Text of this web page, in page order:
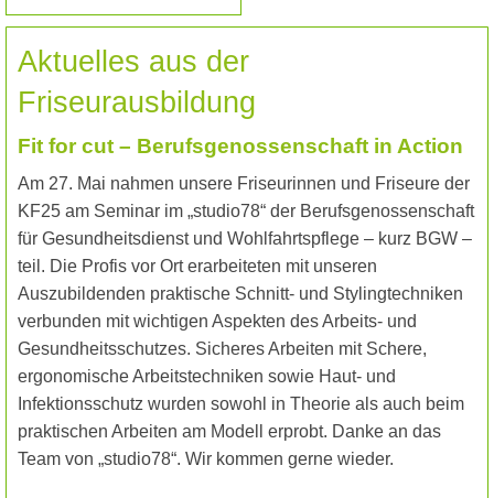
Aktuelles aus der
Friseurausbildung
Fit for cut – Berufsgenossenschaft in Action
Am 27. Mai nahmen unsere Friseurinnen und Friseure der
KF25 am Seminar im „studio78“ der Berufsgenossenschaft
für Gesundheitsdienst und Wohlfahrtspflege – kurz BGW –
teil. Die Profis vor Ort erarbeiteten mit unseren
Auszubildenden praktische Schnitt- und Stylingtechniken
verbunden mit wichtigen Aspekten des Arbeits- und
Gesundheitsschutzes. Sicheres Arbeiten mit Schere,
ergonomische Arbeitstechniken sowie Haut- und
Infektionsschutz wurden sowohl in Theorie als auch beim
praktischen Arbeiten am Modell erprobt. Danke an das
Team von „studio78“. Wir kommen gerne wieder.